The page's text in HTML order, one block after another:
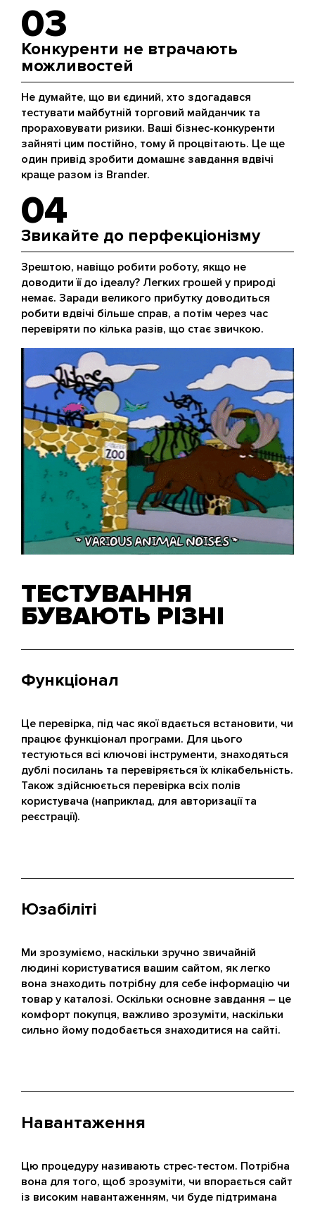
03
Конкуренти не втрачають
можливостей
Не думайте, що ви єдиний, хто здогадався
тестувати майбутній торговий майданчик та
прораховувати ризики. Ваші бізнес-конкуренти
зайняті цим постійно, тому й процвітають. Це ще
один привід зробити домашнє завдання вдвічі
краще разом із Brander.
04
Звикайте до перфекціонізму
Зрештою, навіщо робити роботу, якщо не
доводити її до ідеалу? Легких грошей у природі
немає. Заради великого прибутку доводиться
робити вдвічі більше справ, а потім через час
перевіряти по кілька разів, що стає звичкою.
ТЕСТУВАННЯ
БУВАЮТЬ РІЗНІ
Функціонал
Це перевірка, під час якої вдається встановити, чи
працює функціонал програми. Для цього
тестуються всі ключові інструменти, знаходяться
дублі посилань та перевіряється їх клікабельність.
Також здійснюється перевірка всіх полів
користувача (наприклад, для авторизації та
реєстрації).
Юзабіліті
Ми зрозуміємо, наскільки зручно звичайній
людині користуватися вашим сайтом, як легко
вона знаходить потрібну для себе інформацію чи
товар у каталозі. Оскільки основне завдання – це
комфорт покупця, важливо зрозуміти, наскільки
сильно йому подобається знаходитися на сайті.
Навантаження
Цю процедуру називають стрес-тестом. Потрібна
вона для того, щоб зрозуміти, чи впорається сайт
із високим навантаженням, чи буде підтримана